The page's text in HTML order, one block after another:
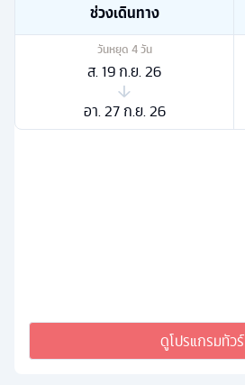
ช่วงเดินทาง
วันหยุด 4วัน
ส. 19 ก.ย. 26
อา. 27 ก.ย. 26
ดูโปรแกรมทัวร์